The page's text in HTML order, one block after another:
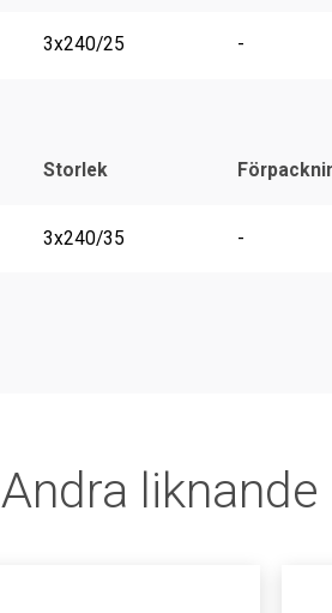
3x240/25 -
Storlek
3x240/35 -
Andra